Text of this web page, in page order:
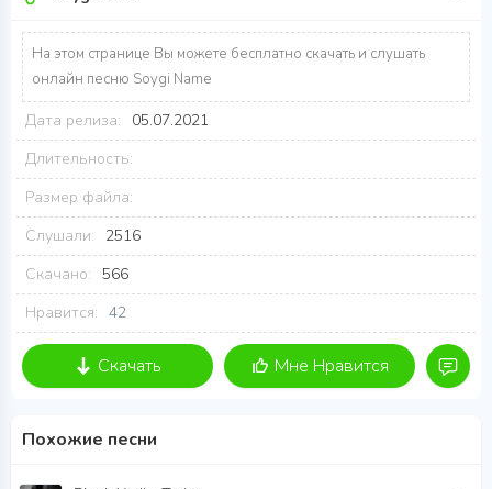
На этом странице Вы можете бесплатно скачать и слушать
онлайн песню Soygi Name
Дата релиза:
05.07.2021
Длительность:
Размер файла:
Слушали:
2516
Скачано: 566
Нравится: 42
Скачать Мне Нравится
Похожие песни